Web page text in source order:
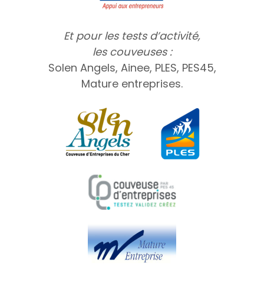
Et pour les tests d’activité,
les couveuses :
Solen Angels, Ainee, PLES, PES45,
Mature entreprises.